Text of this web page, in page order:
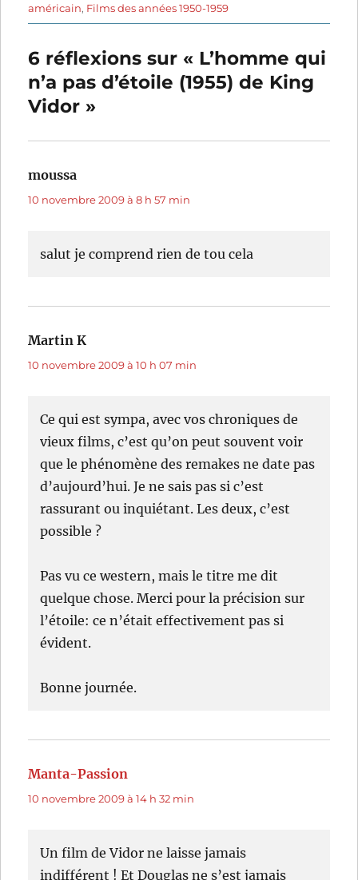
le
américain, Films des années 1950-1959
6 réflexions sur « L’homme qui
n’a pas d’étoile (1955) de King
Vidor »
moussa
10 novembre 2009 à 8 h 57 min
salut je comprend rien de tou cela
Martin K
10 novembre 2009 à 10 h 07 min
Ce qui est sympa, avec vos chroniques de
vieux films, c’est qu’on peut souvent voir
que le phénomène des remakes ne date pas
d’aujourd’hui. Je ne sais pas si c’est
rassurant ou inquiétant. Les deux, c’est
possible ?
Pas vu ce western, mais le titre me dit
quelque chose. Merci pour la précision sur
l’étoile: ce n’était effectivement pas si
évident.
Bonne journée.
Manta-Passion
10 novembre 2009 à 14 h 32 min
Un film de Vidor ne laisse jamais
indifférent ! Et Douglas ne s’est jamais